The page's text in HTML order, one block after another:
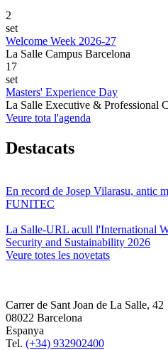
2
set
Welcome Week 2026-27
La Salle Campus Barcelona
17
set
Masters' Experience Day
La Salle Executive & Professional
Veure tota l'agenda
Destacats
En record de Josep Vilarasu, antic
FUNITEC
La Salle-URL acull l'International
Security and Sustainability 2026
Veure totes les novetats
Carrer de Sant Joan de La Salle, 42
08022 Barcelona
Espanya
Tel. (+34) 932902400